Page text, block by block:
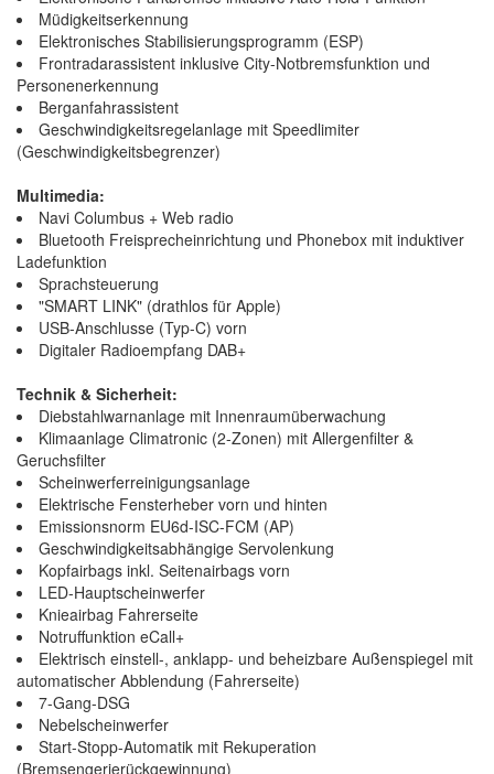
Müdigkeitserkennung
Elektronisches Stabilisierungsprogramm (ESP)
Frontradarassistent inklusive City-Notbremsfunktion und
Personenerkennung
Berganfahrassistent
Geschwindigkeitsregelanlage mit Speedlimiter
(Geschwindigkeitsbegrenzer)
Multimedia:
Navi Columbus + Web radio
Bluetooth Freisprecheinrichtung und Phonebox mit induktiver
Ladefunktion
Sprachsteuerung
"SMART LINK" (drathlos für Apple)
USB-Anschlusse (Typ-C) vorn
Digitaler Radioempfang DAB+
Technik & Sicherheit:
Diebstahlwarnanlage mit Innenraumüberwachung
Klimaanlage Climatronic (2-Zonen) mit Allergenfilter &
Geruchsfilter
Scheinwerferreinigungsanlage
Elektrische Fensterheber vorn und hinten
Emissionsnorm EU6d-ISC-FCM (AP)
Geschwindigkeitsabhängige Servolenkung
Kopfairbags inkl. Seitenairbags vorn
LED-Hauptscheinwerfer
Knieairbag Fahrerseite
Notruffunktion eCall+
Elektrisch einstell-, anklapp- und beheizbare Außenspiegel mit
automatischer Abblendung (Fahrerseite)
7-Gang-DSG
Nebelscheinwerfer
Start-Stopp-Automatik mit Rekuperation
(Bremsengerierückgewinnung)